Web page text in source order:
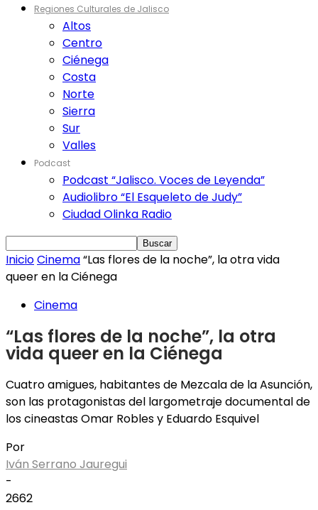
Regiones Culturales de Jalisco
Altos
Centro
Ciénega
Costa
Norte
Sierra
Sur
Valles
Podcast
Podcast “Jalisco. Voces de Leyenda”
Audiolibro “El Esqueleto de Judy”
Ciudad Olinka Radio
InicioCinema“Las flores de la noche”, la otra vida
queer en la Ciénega
Cinema
“Las flores de la noche”, la otra
vida queer en la Ciénega
Cuatro amigues, habitantes de Mezcala de la Asunción,
son las protagonistas del largometraje documental de
los cineastas Omar Robles y Eduardo Esquivel
Por
Iván Serrano Jauregui
-
2662